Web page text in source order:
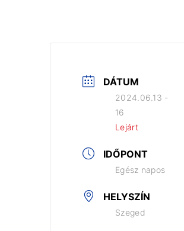
DÁTUM
2024.06.13 -
16
Lejárt
IDŐPONT
Egész napos
HELYSZÍN
Szeged